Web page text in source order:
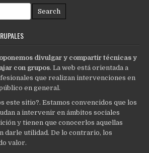
divulgar y compartir técnicas y
con grupos. La web está orientada a
que realizan intervenciones en
en general.
este sitio?. Estamos convencidos que los
a intervenir en ámbitos sociales
y tienen que conocerlos aquellas
darle utilidad. De lo contrario, los
valor.